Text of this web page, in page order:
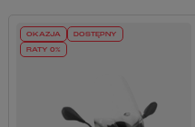
OKAZJA DOSTĘPNY
RATY 0%